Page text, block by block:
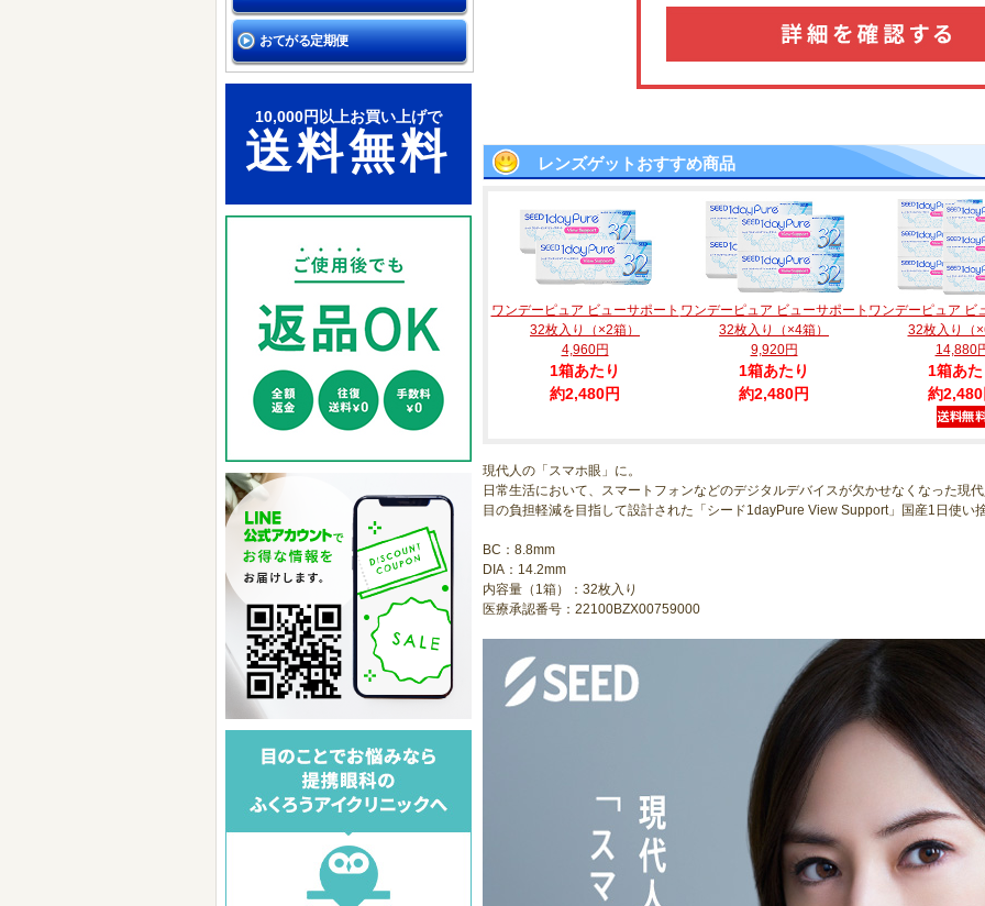
おてがる定期便
10,000円以上お買い上げで
送料無料 レンズゲットおすすめ商品
ワンデーピュア ビューサポート
32枚入り（×2箱）
4,960円
1箱あたり
約2,480円
ワンデーピュア ビューサポート
32枚入り（×4箱）
9,920円
1箱あたり
約2,480円
ワンデーピュア ビ
32枚入り（
14,880
1箱あ
約2,480
現代人の「スマホ眼」に。
日常生活において、スマートフォンなどのデジタルデバイスが欠かせなくなった現
目の負担軽減を目指して設計された「シード1dayPure View Support」国産1日使い
BC：8.8mm
DIA：14.2mm
内容量（1箱）：32枚入り
医療承認番号：22100BZX00759000